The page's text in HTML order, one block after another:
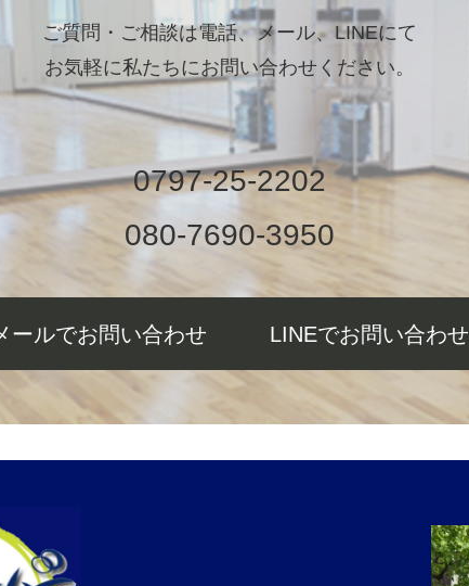
ご質問・ご相談は電話、メール、LINEにて
お気軽に私たちにお問い合わせください。
0797-25-2202
080-7690-3950
ールでお問い合わせ LINEでお問い合わせ